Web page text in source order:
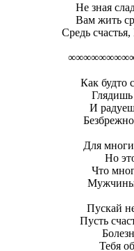
Не зная
Вам жить
Средь
Как будто
Глядишь
И
Для
Но
Что
Мужчины
Пускай
Пусть
Тебя